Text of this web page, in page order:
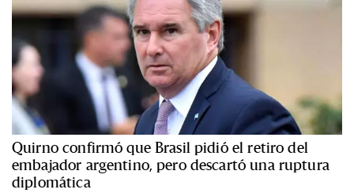
Quirno confirmó que Brasil pidió el retiro del
embajador argentino, pero descartó una ruptura
diplomática